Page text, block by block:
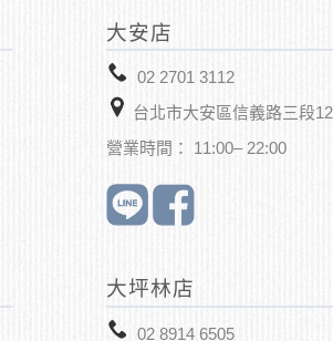
大安店
02 2701 3112
台北市大安區信義路三段
營業時間： 11:00– 22:00
大坪林店
02 8914 6505